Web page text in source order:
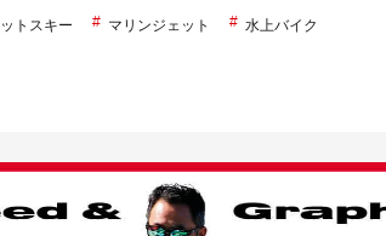
トスキー マリンジェット 水上バイク